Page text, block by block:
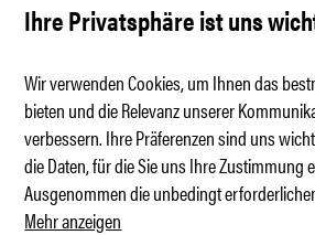
Kategorie: Das beste Auto um
Ihre Privatsphäre ist uns
Wir verwenden Cookies, um Ihnen das
bieten und die Relevanz unserer
verbessern. Ihre Präferenzen sind uns
die Daten, für die Sie uns Ihre Zustimmung
Ausgenommen die unbedingt
Mehr anzeigen